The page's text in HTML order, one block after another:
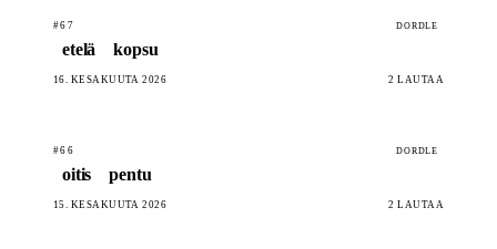
#67 DORDLE
etelä kopsu
16. KESÄKUUTA 2026 2 LAUTAA
#66 DORDLE
oitis pentu
15. KESÄKUUTA 2026 2 LAUTAA